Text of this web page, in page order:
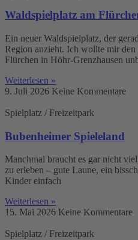
Waldspielplatz am
Ein neuer Waldspielplatz, der
Region anzieht. Ich wollte mir den
Flürchen in Höhr-Grenzhausen
Weiterlesen »
9. Juli 2026 Keine Kommentare
Spielplatz / Freizeitpark
Bubenheimer Spieleland
Manchmal braucht es gar nicht
zu erleben – gute Laune, ein
Kinder einfach
Weiterlesen »
15. Mai 2026 Keine Kommentare
Spielplatz / Freizeitpark